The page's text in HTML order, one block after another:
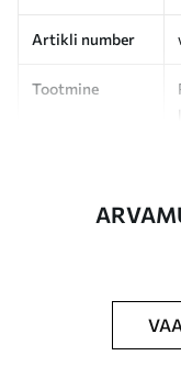
Artikli number
Tootmine